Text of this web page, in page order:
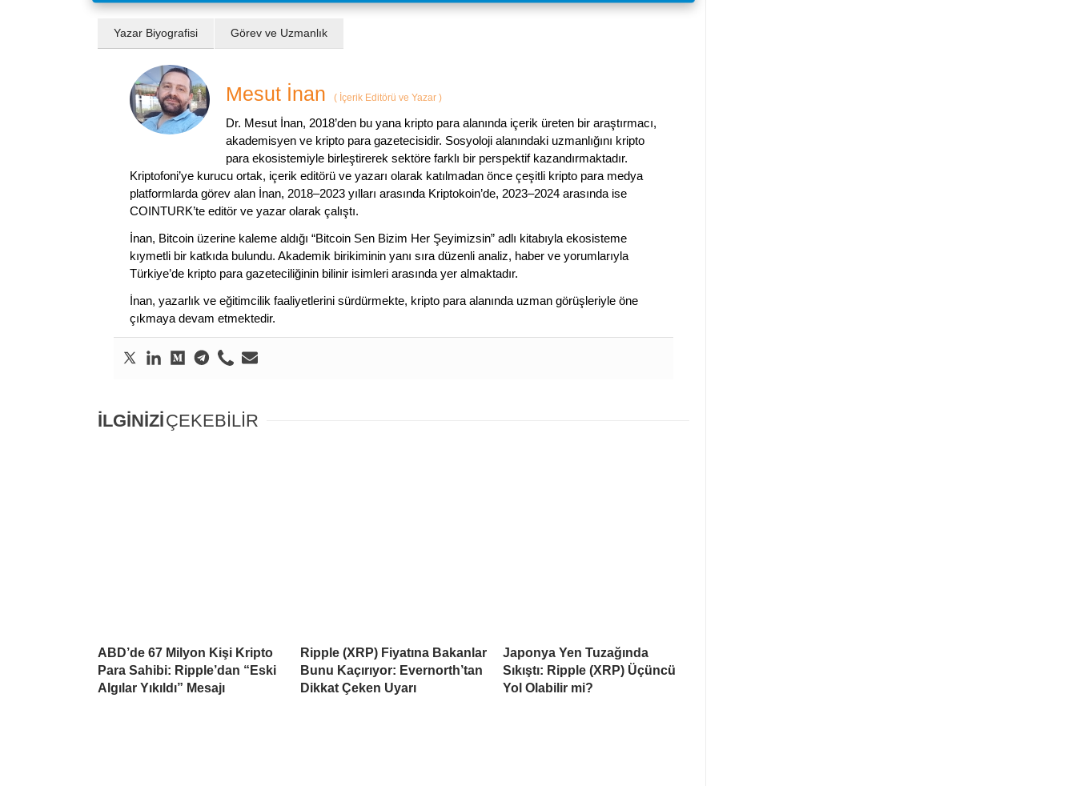
Yazar Biyografisi Görev ve Uzmanlık
Mesut İnan ( İçerik Editörü ve Yazar )
Dr. Mesut İnan, 2018’den bu yana kripto para alanında içerik üreten bir araştırmacı,
akademisyen ve kripto para gazetecisidir. Sosyoloji alanındaki uzmanlığını kripto
para ekosistemiyle birleştirerek sektöre farklı bir perspektif kazandırmaktadır.
Kriptofoni’ye kurucu ortak, içerik editörü ve yazarı olarak katılmadan önce çeşitli kripto para medya
platformlarda görev alan İnan, 2018–2023 yılları arasında Kriptokoin’de, 2023–2024 arasında ise
COINTURK’te editör ve yazar olarak çalıştı.
İnan, Bitcoin üzerine kaleme aldığı “Bitcoin Sen Bizim Her Şeyimizsin” adlı kitabıyla ekosisteme
kıymetli bir katkıda bulundu. Akademik birikiminin yanı sıra düzenli analiz, haber ve yorumlarıyla
Türkiye’de kripto para gazeteciliğinin bilinir isimleri arasında yer almaktadır.
İnan, yazarlık ve eğitimcilik faaliyetlerini sürdürmekte, kripto para alanında uzman görüşleriyle öne
çıkmaya devam etmektedir.
İLGİNİZİÇEKEBİLİR
ABD’de 67 Milyon Kişi Kripto
Para Sahibi: Ripple’dan “Eski
Algılar Yıkıldı” Mesajı
Ripple (XRP) Fiyatına Bakanlar
Bunu Kaçırıyor: Evernorth’tan
Dikkat Çeken Uyarı
Japonya Yen Tuzağında
Sıkıştı: Ripple (XRP) Üçüncü
Yol Olabilir mi?